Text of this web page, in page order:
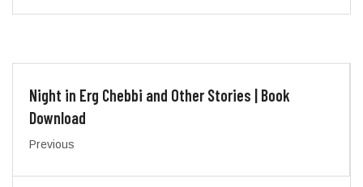
Night in Erg Chebbi and Other Stories | Book
Download
Previous